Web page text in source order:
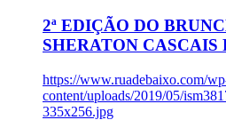
2ª EDIÇÃO DO
SHERATON CASCAIS
https://www.ruadebaixo.com/
content/uploads/2019/05/
335x256.jpg